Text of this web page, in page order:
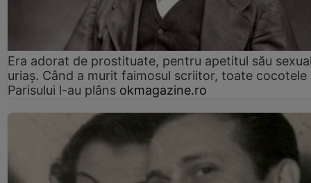
Era adorat de prostituate, pentru apetitul său
uriaș. Când a murit faimosul scriitor, toate cocotele
Parisului l-au plâns okmagazine.ro